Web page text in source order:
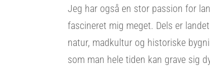
Jeg har også en stor passion for
fascineret mig meget. Dels er
natur, madkultur og historiske
som man hele tiden kan grave sig